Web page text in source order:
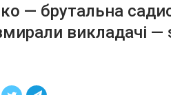
— брутальна
викладачі —